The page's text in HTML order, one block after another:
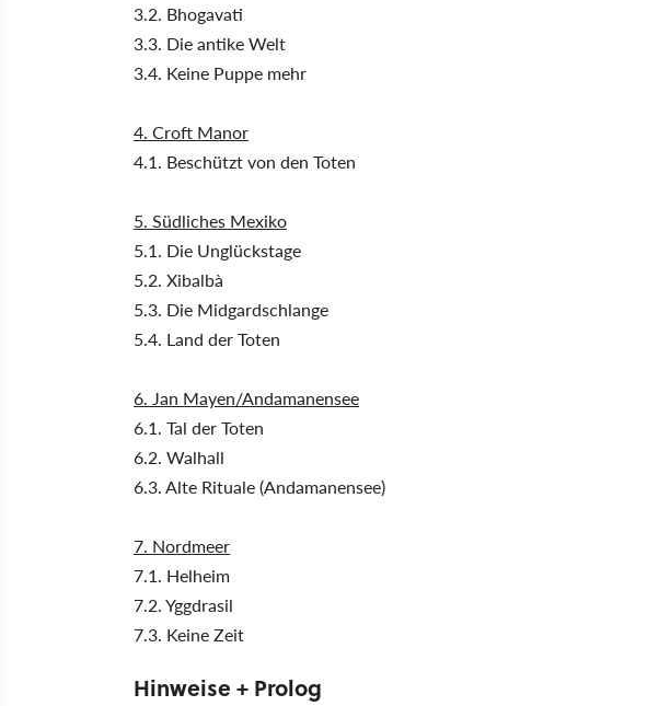
3.2. Bhogavati
3.3. Die antike Welt
3.4. Keine Puppe mehr
4. Croft Manor
4.1. Beschützt von den Toten
5. Südliches Mexiko
5.1. Die Unglückstage
5.2. Xibalbà
5.3. Die Midgardschlange
5.4. Land der Toten
6. Jan Mayen/Andamanensee
6.1. Tal der Toten
6.2. Walhall
6.3. Alte Rituale (Andamanensee)
7. Nordmeer
7.1. Helheim
7.2. Yggdrasil
7.3. Keine Zeit
Hinweise + Prolog